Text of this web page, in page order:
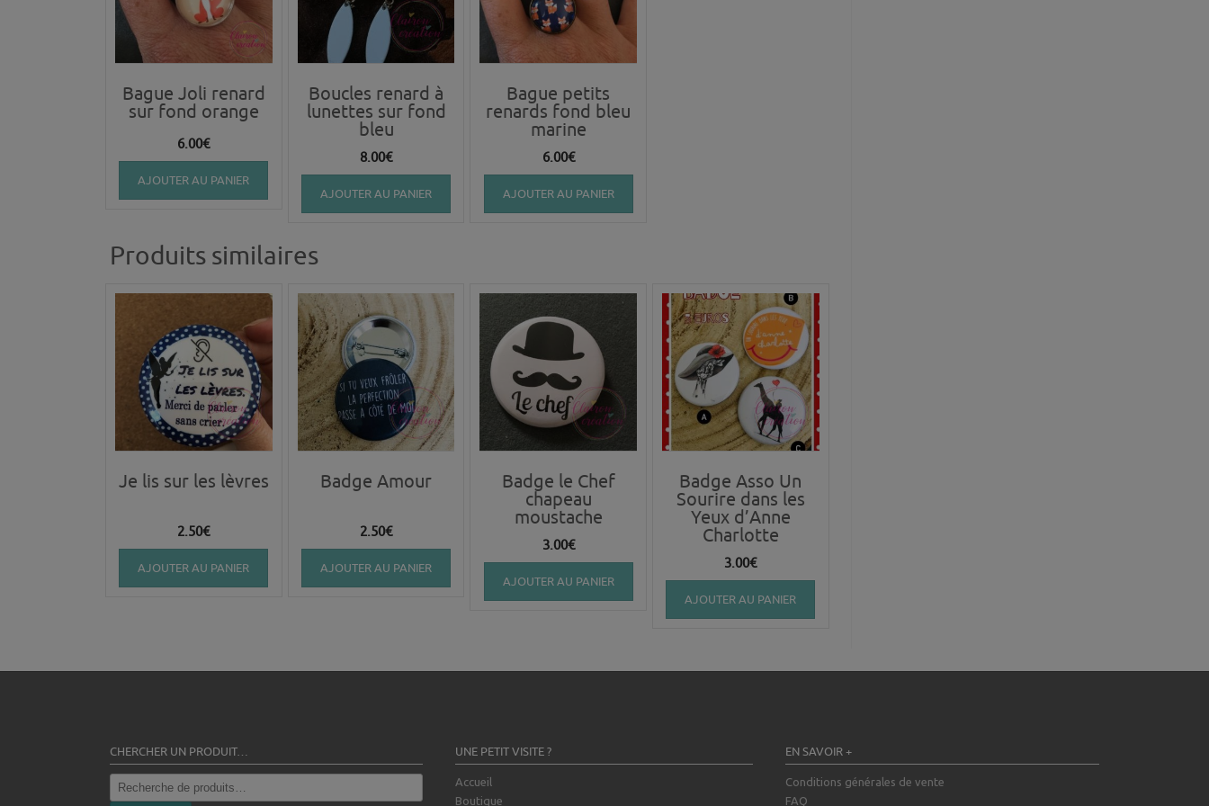
Bague Joli renard
sur fond orange
6.00€
AJOUTER AU PANIER
Boucles renard à
lunettes sur fond
bleu
8.00€
AJOUTER AU PANIER
Bague petits
renards fond bleu
marine
6.00€
AJOUTER AU PANIER
Produits similaires
Je lis sur les lèvres
2.50€
AJOUTER AU PANIER
Badge Amour
2.50€
AJOUTER AU PANIER
Badge le Chef
chapeau
moustache
3.00€
AJOUTER AU PANIER
Badge Asso Un
Sourire dans les
Yeux d’Anne
Charlotte
3.00€
AJOUTER AU PANIER
CHERCHER UN PRODUIT…
Recherche
pour :
UNE PETIT VISITE ?
Accueil
Boutique
EN SAVOIR +
Conditions générales de vente
FAQ